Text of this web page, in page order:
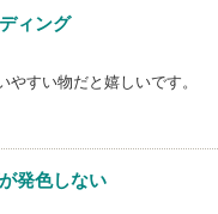
ィング
すい物だと嬉しいです。
発色しない